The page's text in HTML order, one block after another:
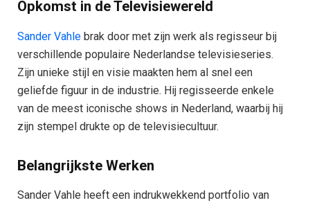
Opkomst in de Televisiewereld
Sander Vahle brak door met zijn werk als regisseur bij
verschillende populaire Nederlandse televisieseries.
Zijn unieke stijl en visie maakten hem al snel een
geliefde figuur in de industrie. Hij regisseerde enkele
van de meest iconische shows in Nederland, waarbij hij
zijn stempel drukte op de televisiecultuur.
Belangrijkste Werken
Sander Vahle heeft een indrukwekkend portfolio van